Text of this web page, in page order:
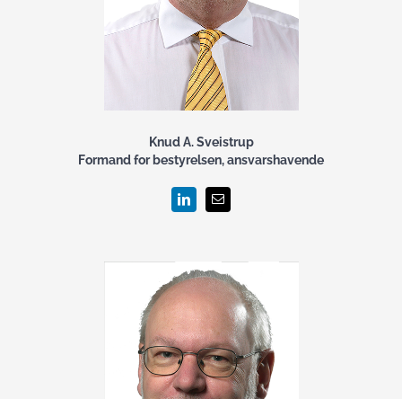
Knud A. Sveistrup
Formand for bestyrelsen, ansvarshavende